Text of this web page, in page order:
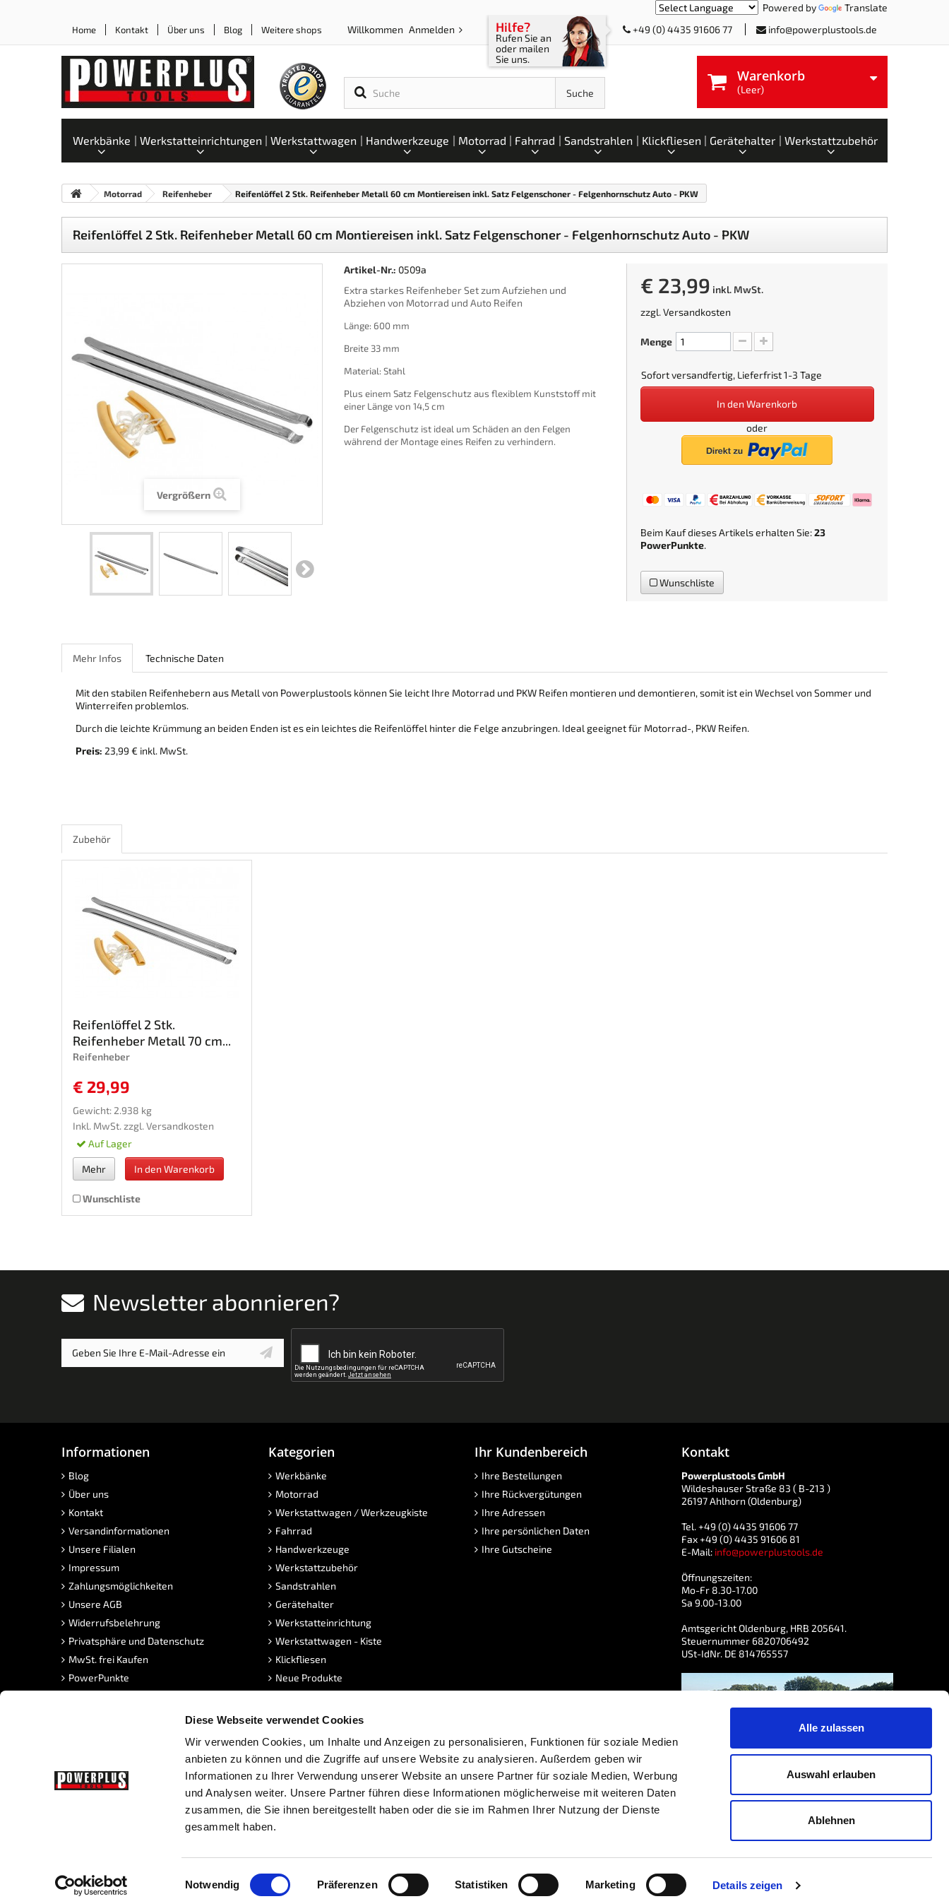
Diese Webseite verwendet Cookies
Wir verwenden Cookies, um Inhalte und Anzeigen zu personalisieren, Funktionen für soziale Medien
anbieten zu können und die Zugriffe auf unsere Website zu analysieren. Außerdem geben wir
Informationen zu Ihrer Verwendung unserer Website an unsere Partner für soziale Medien, Werbung
und Analysen weiter. Unsere Partner führen diese Informationen möglicherweise mit weiteren Daten
zusammen, die Sie ihnen bereitgestellt haben oder die sie im Rahmen Ihrer Nutzung der Dienste
gesammelt haben.
Einwilligungsauswahl
Notwendig Präferenzen Statistiken Marketing Details zeigen
Alle zulassen
Auswahl erlauben
Ablehnen
Powered by Translate
Home Kontakt Über uns Blog Weitere shops Willkommen Anmelden Hilfe?
Rufen Sie an
oder mailen
Sie uns.
+49 (0) 4435 91606 77 info@powerplustools.de
Suche
Warenkorb
(Leer)
Werkbänke Werkstatteinrichtungen Werkstattwagen Handwerkzeuge Motorrad Fahrrad Sandstrahlen Klickfliesen Gerätehalter Werkstattzubehör
Motorrad Reifenheber Reifenlöffel 2 Stk. Reifenheber Metall 60 cm Montiereisen inkl. Satz Felgenschoner - Felgenhornschutz Auto - PKW
Reifenlöffel 2 Stk. Reifenheber Metall 60 cm Montiereisen inkl. Satz Felgenschoner - Felgenhornschutz Auto - PKW
Vergrößern
Artikel-Nr.: 0509a
Extra starkes Reifenheber Set zum Aufziehen und
Abziehen von Motorrad und Auto Reifen
Länge: 600 mm
Breite 33 mm
Material: Stahl
Plus einem Satz Felgenschutz aus flexiblem Kunststoff mit
einer Länge von 14,5 cm
Der Felgenschutz ist ideal um Schäden an den Felgen
während der Montage eines Reifen zu verhindern.
€ 23,99 inkl. MwSt.
zzgl.Versandkosten
Menge
Sofort versandfertig, Lieferfrist 1-3 Tage
In den Warenkorb
oder
Beim Kauf dieses Artikels erhalten Sie:23
PowerPunkte.
Wunschliste
Mehr Infos Technische Daten
Mit den stabilen Reifenhebern aus Metall von Powerplustools können Sie leicht Ihre Motorrad und PKW Reifen montieren und demontieren, somit ist ein Wechsel von Sommer und
Winterreifen problemlos.
Durch die leichte Krümmung an beiden Enden ist es ein leichtes die Reifenlöffel hinter die Felge anzubringen. Ideal geeignet für Motorrad-, PKW Reifen.
Preis: 23,99 € inkl. MwSt.
Zubehör
Reifenlöffel 2 Stk.
Reifenheber Metall 70 cm...
Reifenheber
€ 29,99
Gewicht: 2.938 kg
Inkl. MwSt. zzgl. Versandkosten
Auf Lager
Mehr In den Warenkorb
Wunschliste
Newsletter abonnieren?
Informationen
Blog
Über uns
Kontakt
Versandinformationen
Unsere Filialen
Impressum
Zahlungsmöglichkeiten
Unsere AGB
Widerrufsbelehrung
Privatsphäre und Datenschutz
MwSt. frei Kaufen
PowerPunkte
Kategorien
Werkbänke
Motorrad
Werkstattwagen / Werkzeugkiste
Fahrrad
Handwerkzeuge
Werkstattzubehör
Sandstrahlen
Gerätehalter
Werkstatteinrichtung
Werkstattwagen - Kiste
Klickfliesen
Neue Produkte
Ihr Kundenbereich
Ihre Bestellungen
Ihre Rückvergütungen
Ihre Adressen
Ihre persönlichen Daten
Ihre Gutscheine
Kontakt
Powerplustools GmbH
Wildeshauser Straße 83 ( B-213 )
26197 Ahlhorn (Oldenburg)
Tel. +49 (0) 4435 91606 77
Fax +49 (0) 4435 91606 81
E-Mail: info@powerplustools.de
Öffnungszeiten:
Mo-Fr 8.30-17.00
Sa 9.00-13.00
Amtsgericht Oldenburg, HRB 205641.
Steuernummer 6820706492
USt-IdNr. DE 814765557